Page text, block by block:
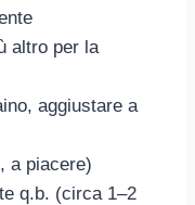
altro per la
aggiustare a
a piacere)
q.b. (circa 1–2